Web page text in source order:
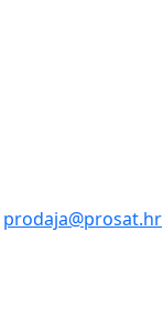
prodaja@prosat.hr